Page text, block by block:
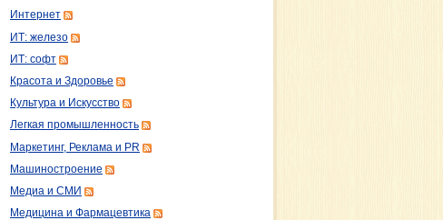
Интернет
ИТ: железо
ИТ: софт
Красота и Здоровье
Культура и Искусство
Легкая промышленность
Маркетинг, Реклама и PR
Машиностроение
Медиа и СМИ
Медицина и Фармацевтика